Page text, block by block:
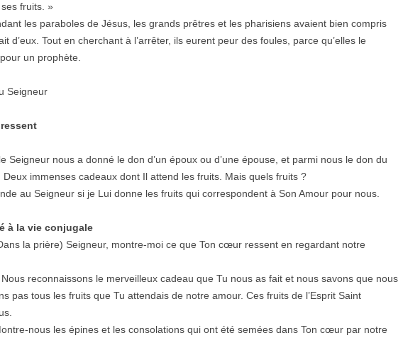
fruits. »
les paraboles de Jésus, les grands prêtres et les pharisiens avaient bien compris
d’eux. Tout en cherchant à l’arrêter, ils eurent peur des foules, parce qu’elles le
un prophète.
Seigneur
ressent
Seigneur nous a donné le don d’un époux ou d’une épouse, et parmi nous le don du
Deux immenses cadeaux dont Il attend les fruits. Mais quels fruits ?
au Seigneur si je Lui donne les fruits qui correspondent à Son Amour pour nous.
à la vie conjugale
la prière) Seigneur, montre-moi ce que Ton cœur ressent en regardant notre
reconnaissons le merveilleux cadeau que Tu nous as fait et nous savons que nous
pas tous les fruits que Tu attendais de notre amour. Ces fruits de l’Esprit Saint
nous les épines et les consolations qui ont été semées dans Ton cœur par notre